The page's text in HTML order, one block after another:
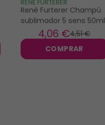
RENÉ FURTERER
René Furterer Champú
sublimador 5 sens 50ml
4,51 €
4,06 €
COMPRAR